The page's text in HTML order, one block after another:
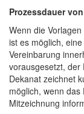
Prozessdauer
Wenn die
ist es möglich,
Vereinbarung
vorausgesetzt, der
Dekanat zeichnet
möglich, wenn
Mitzeichnung